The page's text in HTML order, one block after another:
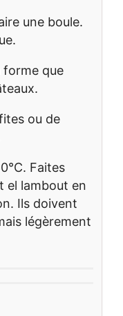
une boule.
forme que
ou de
Faites
el lambout en
Ils doivent
légèrement